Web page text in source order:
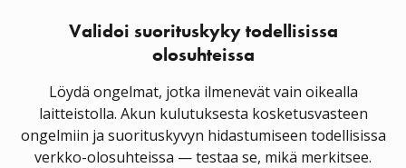
Validoi suorituskyky todellisissa
olosuhteissa
Löydä ongelmat, jotka ilmenevät vain oikealla
laitteistolla. Akun kulutuksesta kosketusvasteen
ongelmiin ja suorituskyvyn hidastumiseen todellisissa
verkko-olosuhteissa — testaa se, mikä merkitsee.